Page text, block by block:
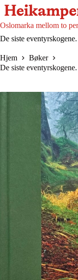
Hopp
til
innholdet
Oslomarka mellom to
De siste
Hjem
Bøker
De siste